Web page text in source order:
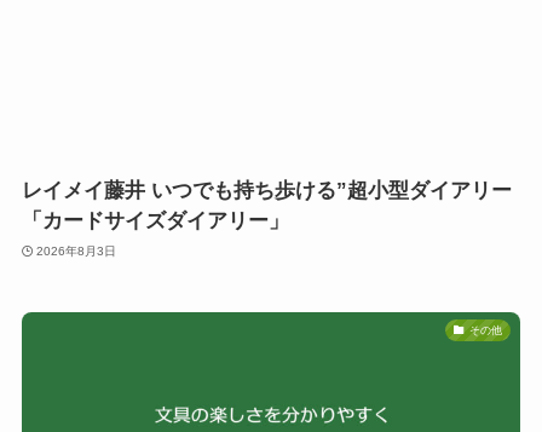
レイメイ藤井 いつでも持ち歩ける”超小型ダイアリー
「カードサイズダイアリー」
2026年8月3日
その他